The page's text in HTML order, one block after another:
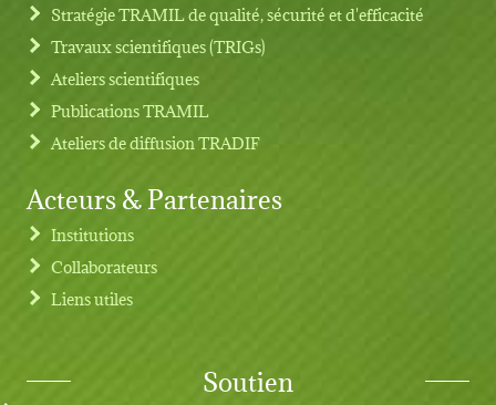
Stratégie TRAMIL de qualité, sécurité et d'efficacité
Travaux scientifiques (TRIGs)
Ateliers scientifiques
Publications TRAMIL
Ateliers de diffusion TRADIF
Acteurs & Partenaires
Institutions
Collaborateurs
Liens utiles
Soutien